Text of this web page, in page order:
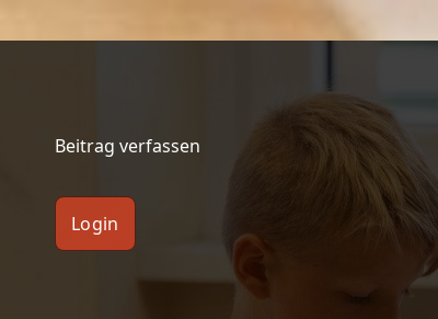
Beitrag verfassen
Login